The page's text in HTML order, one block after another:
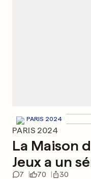
PARIS 2024
PARIS 2024
La Maison
Jeux a un
7 70 30